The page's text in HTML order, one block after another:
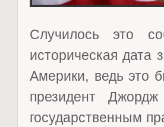
Случилось это
историческая дата
Америки, ведь это
президент
государственным